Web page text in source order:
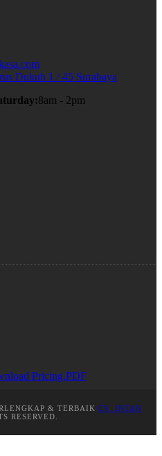
Dukuh 1 / 45 Surabaya
8am - 2pm
Pricing.PDF
& TERBAIK CV. INTAN
RESERVED.